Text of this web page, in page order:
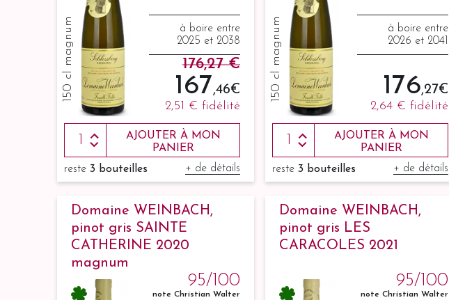
150 cl magnum
à boire entre
2025 et 2038
176,27 €
167,46 €
2,51 € fidélité
AJOUTER À MON
PANIER
reste 3 bouteilles + de détails
150 cl magnum
à boire entre
2026 et 2041
176,27 €
2,64 € fidélité
AJOUTER À MON
PANIER
reste 3 bouteilles + de détails
Domaine WEINBACH,
pinot gris SAINTE
CATHERINE 2020
magnum
95/100
note Christian Walter
Domaine WEINBACH,
pinot gris LES
CARACOLES 2021
95/100
note Christian Walter